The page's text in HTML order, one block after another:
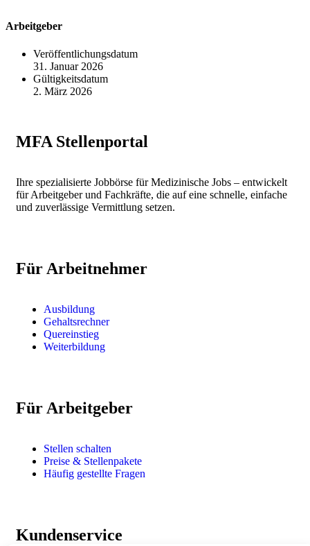
Arbeitgeber
Veröffentlichungsdatum
31. Januar 2026
Gültigkeitsdatum
2. März 2026
MFA Stellenportal
Ihre spezialisierte Jobbörse für Medizinische Jobs – entwickelt
für Arbeitgeber und Fachkräfte, die auf eine schnelle, einfache
und zuverlässige Vermittlung setzen.
Für Arbeitnehmer
Ausbildung
Gehaltsrechner
Quereinstieg
Weiterbildung
Für Arbeitgeber
Stellen schalten
Preise & Stellenpakete
Häufig gestellte Fragen
Kundenservice